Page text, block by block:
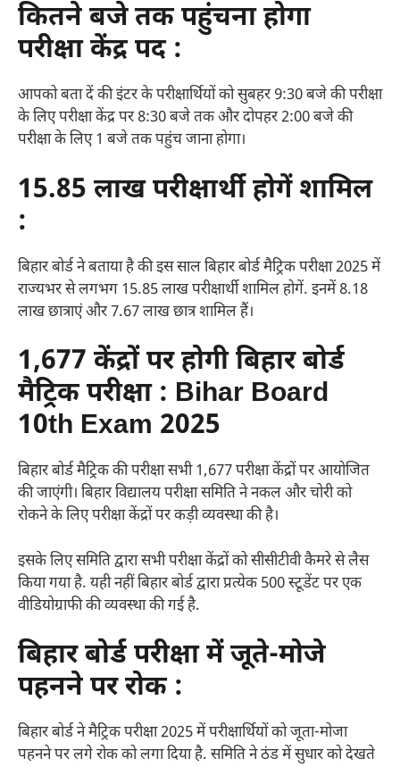
कितने बजे तक पहुंचना होगा
परीक्षा केंद्र पद :
आपको बता दें की इंटर के परीक्षार्थियों को सुबहर 9:30 बजे की परीक्षा
के लिए परीक्षा केंद्र पर 8:30 बजे तक और दोपहर 2:00 बजे की
परीक्षा के लिए 1 बजे तक पहुंच जाना होगा।
15.85 लाख परीक्षार्थी होगें शामिल
:
बिहार बोर्ड ने बताया है की इस साल बिहार बोर्ड मैट्रिक परीक्षा 2025 में
राज्यभर से लगभग 15.85 लाख परीक्षार्थी शामिल होगें. इनमें 8.18
लाख छात्राएं और 7.67 लाख छात्र शामिल हैं।
1,677 केंद्रों पर होगी बिहार बोर्ड
मैट्रिक परीक्षा : Bihar Board
10th Exam 2025
बिहार बोर्ड मैट्रिक की परीक्षा सभी 1,677 परीक्षा केंद्रों पर आयोजित
की जाएंगी। बिहार विद्यालय परीक्षा समिति ने नकल और चोरी को
रोकने के लिए परीक्षा केंद्रों पर कड़ी व्यवस्था की है।
इसके लिए समिति द्वारा सभी परीक्षा केंद्रों को सीसीटीवी कैमरे से लैस
किया गया है. यही नहीं बिहार बोर्ड द्वारा प्रत्येक 500 स्टूडेंट पर एक
वीडियोग्राफी की व्यवस्था की गई है.
बिहार बोर्ड परीक्षा में जूते-मोजे
पहनने पर रोक :
बिहार बोर्ड ने मैट्रिक परीक्षा 2025 में परीक्षार्थियों को जूता-मोजा
पहनने पर लगे रोक को लगा दिया है. समिति ने ठंड में सुधार को देखते